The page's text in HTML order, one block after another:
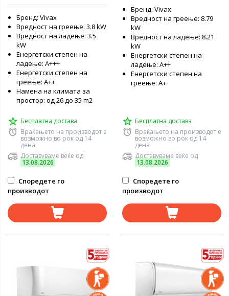
Бренд: Vivax
Вредност на греење: 3.8 kW
Вредност на ладење: 3.5
kW
Енергетски степен на
ладење: A+++
Енергетски степен на
греење: А++
Намена на климата за
простор: од 26 до 35 m2
Бесплатна достава
Враќањето на производот е
возможно во рок од 14
дена
Доставуваме веќе од
13.08.2026
Споредете го
производот
Бренд: Vivax
Вредност на греење: 8.79
kW
Вредност на ладење: 8.21
kW
Енергетски степен на
ладење: А++
Енергетски степен на
греење: А+
Бесплатна достава
Враќањето на производот е
возможно во рок од 14
дена
Доставуваме веќе од
13.08.2026
Споредете го
производот